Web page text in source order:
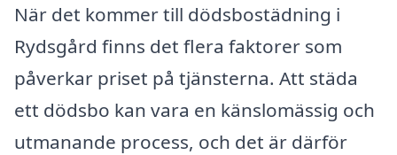
När det kommer till dödsbostädning i
Rydsgård finns det flera faktorer som
påverkar priset på tjänsterna. Att städa
ett dödsbo kan vara en känslomässig och
utmanande process, och det är därför